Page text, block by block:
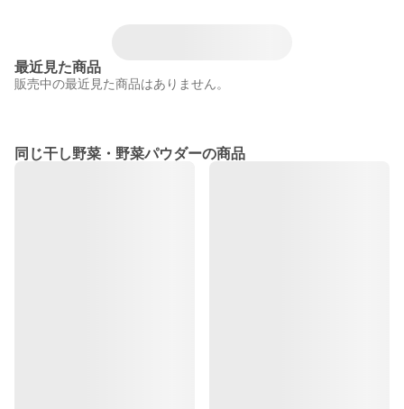
最近見た商品
販売中の最近見た商品はありません。
同じ干し野菜・野菜パウダーの商品